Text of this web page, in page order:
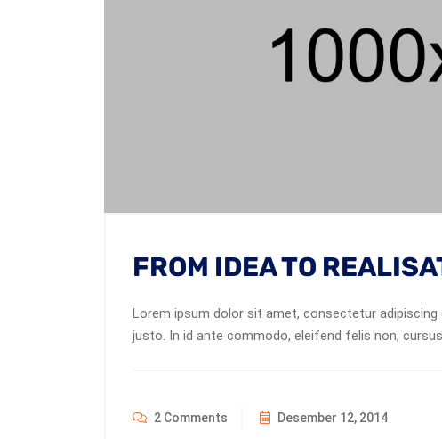
FROM IDEA TO
Lorem ipsum dolor sit amet, consectetur
justo. In id ante commodo, eleifend felis non,
2 Comments Desember 12, 2014